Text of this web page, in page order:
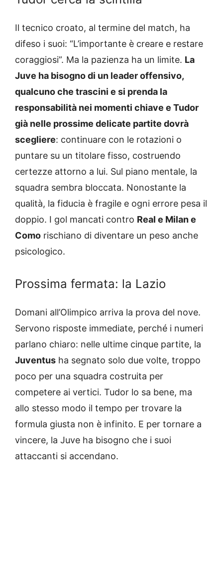
Il tecnico croato, al termine del match, ha
difeso i suoi: “L’importante è creare e restare
coraggiosi”. Ma la pazienza ha un limite. La
Juve ha bisogno di un leader offensivo,
qualcuno che trascini e si prenda la
responsabilità nei momenti chiave e Tudor
già nelle prossime delicate partite dovrà
scegliere: continuare con le rotazioni o
puntare su un titolare fisso, costruendo
certezze attorno a lui. Sul piano mentale, la
squadra sembra bloccata. Nonostante la
qualità, la fiducia è fragile e ogni errore pesa il
doppio. I gol mancati contro Real e Milan e
Como rischiano di diventare un peso anche
psicologico.
Prossima fermata: la Lazio
Domani all’Olimpico arriva la prova del nove.
Servono risposte immediate, perché i numeri
parlano chiaro: nelle ultime cinque partite, la
Juventus ha segnato solo due volte, troppo
poco per una squadra costruita per
competere ai vertici. Tudor lo sa bene, ma
allo stesso modo il tempo per trovare la
formula giusta non è infinito. E per tornare a
vincere, la Juve ha bisogno che i suoi
attaccanti si accendano.